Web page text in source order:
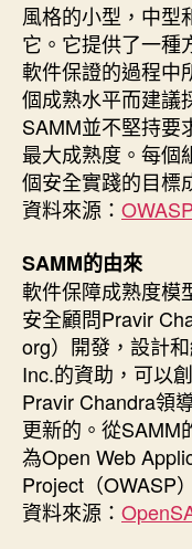
風格的小型，中型
它。它提供了一種
軟件保證的過程中
個成熟水平而建議
SAMM並不堅持要
最大成熟度。每個
個安全實踐的目標
資料來源：
SAMM的由來
軟件保障成熟度模
安全顧問Pravir
org）開發，設計
Inc.的資助，可以
Pravir Chandra領
更新的。從SAMM
為Open Web
Project（OWASP
資料來源：